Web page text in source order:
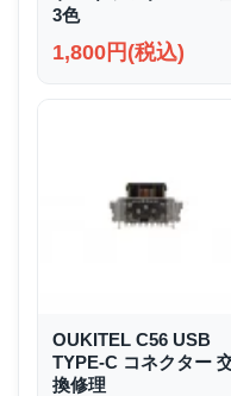
3色
1,800円(税込)
OUKITEL C56 USB
TYPE-C コネクター
換修理